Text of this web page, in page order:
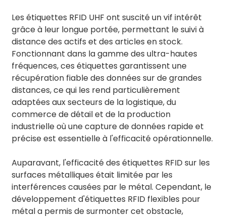
Les étiquettes RFID UHF ont suscité un vif intérêt
grâce à leur longue portée, permettant le suivi à
distance des actifs et des articles en stock.
Fonctionnant dans la gamme des ultra-hautes
fréquences, ces étiquettes garantissent une
récupération fiable des données sur de grandes
distances, ce qui les rend particulièrement
adaptées aux secteurs de la logistique, du
commerce de détail et de la production
industrielle où une capture de données rapide et
précise est essentielle à l'efficacité opérationnelle.
Auparavant, l'efficacité des étiquettes RFID sur les
surfaces métalliques était limitée par les
interférences causées par le métal. Cependant, le
développement d'étiquettes RFID flexibles pour
métal a permis de surmonter cet obstacle,